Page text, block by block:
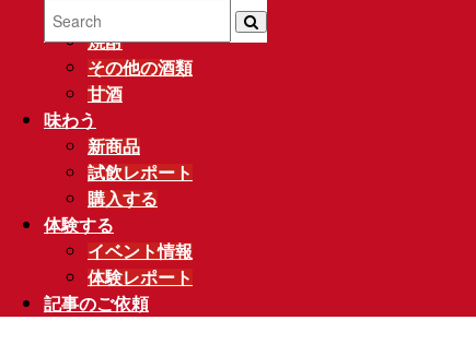
日本酒
焼酎
その他の酒類
甘酒
味わう
新商品
試飲レポート
購入する
体験する
イベント情報
体験レポート
記事のご依頼